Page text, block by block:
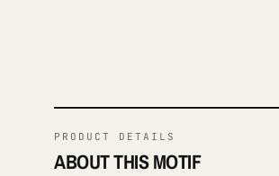
PRODUCT DETAILS
ABOUT THIS MOTIF